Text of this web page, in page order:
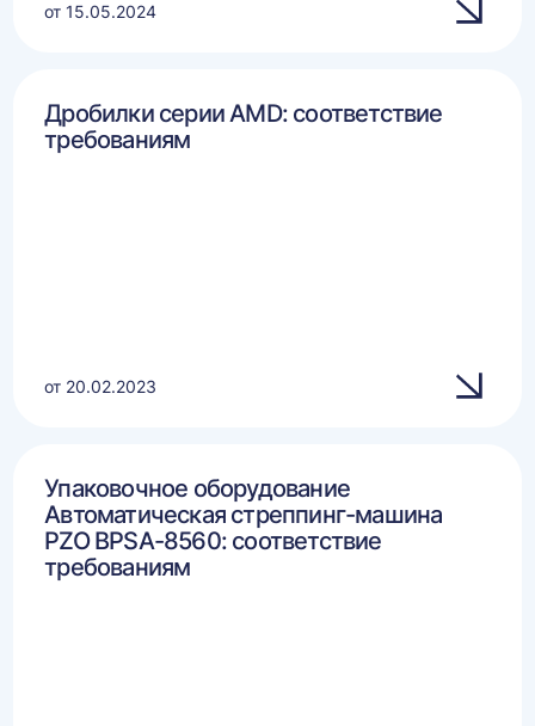
от 15.05.2024
Дробилки серии AMD: соответствие
требованиям
от 20.02.2023
Упаковочное оборудование
Автоматическая стреппинг-машина
PZO BPSA-8560: соответствие
требованиям